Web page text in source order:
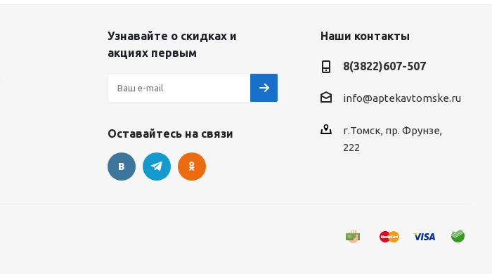
Узнавайте о скидках и
акциях первым
Оставайтесь на связи
Наши контакты
8(3822)607-507
info@aptekavtomske.ru
г.Томск, пр. Фрунзе,
222